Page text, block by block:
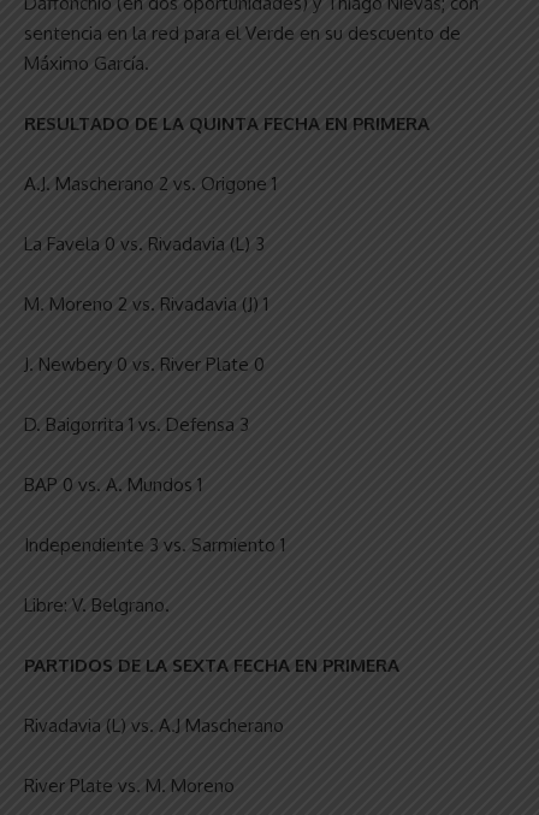
sentencia en la red para el Verde en su descuento de
Máximo García.
RESULTADO DE LA QUINTA FECHA EN PRIMERA
A.J. Mascherano 2 vs. Origone 1
La Favela 0 vs. Rivadavia (L) 3
M. Moreno 2 vs. Rivadavia (J) 1
J. Newbery 0 vs. River Plate 0
D. Baigorrita 1 vs. Defensa 3
BAP 0 vs. A. Mundos 1
Independiente 3 vs. Sarmiento 1
Libre: V. Belgrano.
PARTIDOS DE LA SEXTA FECHA EN PRIMERA
Rivadavia (L) vs. A.J Mascherano
River Plate vs. M. Moreno